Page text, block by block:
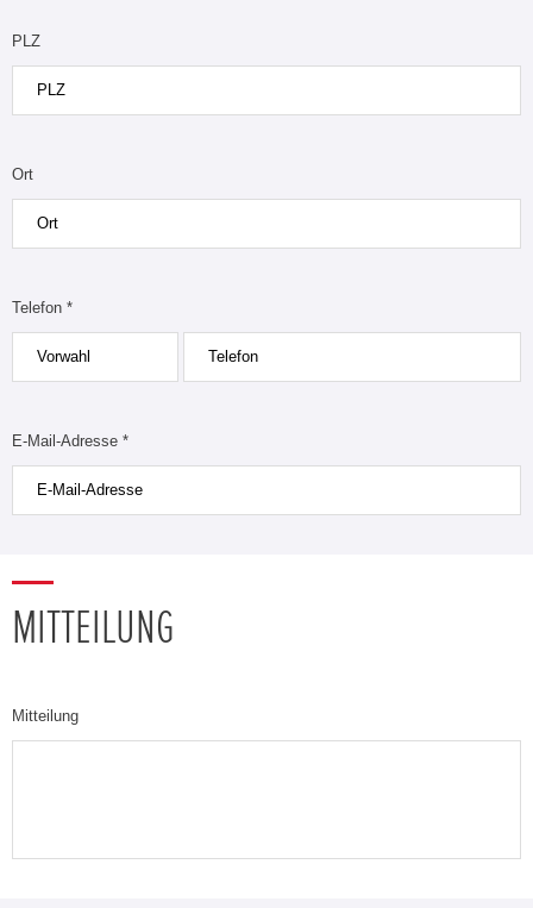
PLZ
Ort
Telefon *
E-Mail-Adresse *
MITTEILUNG
Mitteilung